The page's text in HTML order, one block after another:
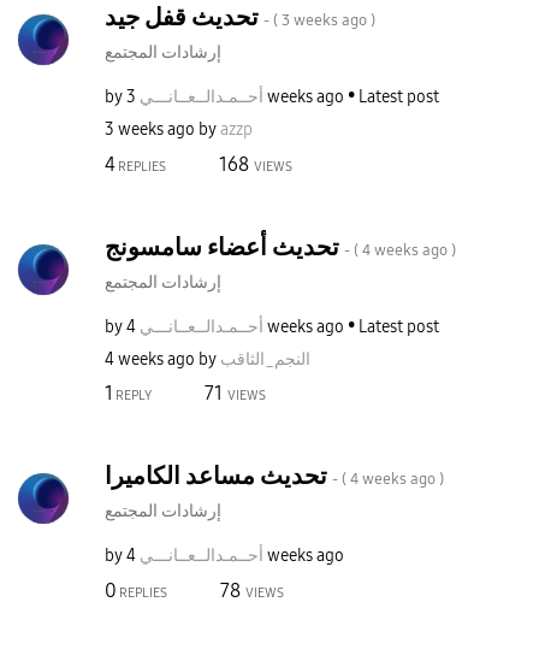
تحديث قفل جيد - ( 3 weeks ago )
إرشادات المجتمع
by أحــمـدالــعــانـــي 3 weeks ago
Latest post
3 weeks ago byazzp
4REPLIES 168 VIEWS
تحديث أعضاء سامسونج - ( 4 weeks ago )
إرشادات المجتمع
by أحــمـدالــعــانـــي 4 weeks ago
Latest post
4 weeks ago by النجم_الثاقب
1 REPLY 71 VIEWS
تحديث مساعد الكاميرا - ( 4 weeks ago )
إرشادات المجتمع
by أحــمـدالــعــانـــي 4 weeks ago
0 REPLIES 78 VIEWS